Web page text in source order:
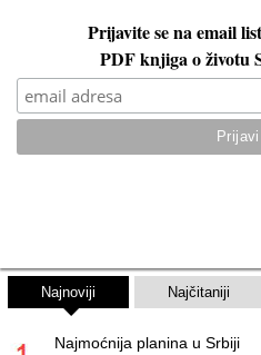
Prijavite se na email
PDF knjiga o životu
Najnoviji Najčitaniji
Najmoćnija planina u Srbiji